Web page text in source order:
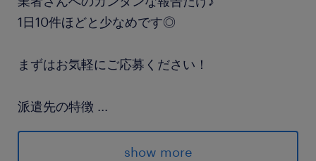
1日10件ほどと少なめです◎
まずはお気軽にご応募ください！
派遣先の特徴 ...
メール対応は内容別の返信テンプレートが用意さ
れているためイチから文章を考えることはほとん
show more